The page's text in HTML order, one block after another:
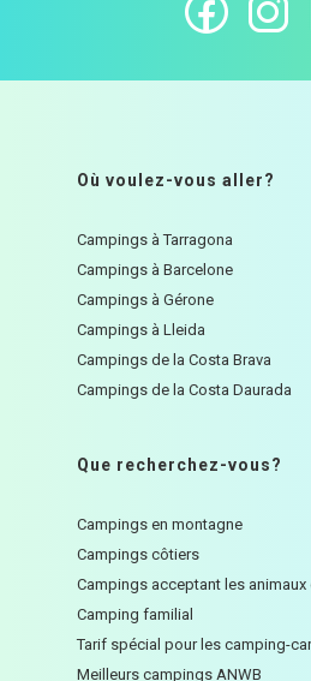
Où voulez-vous aller?
Campings à Tarragona
Campings à Barcelone
Campings à Gérone
Campings à Lleida
Campings de la Costa Brava
Campings de la Costa Daurada
Que recherchez-vous?
Campings en montagne
Campings côtiers
Campings acceptant les
Camping familial
Tarif spécial pour les camping-
Meilleurs campings ANWB